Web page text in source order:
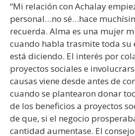
“Mi relación con Achalay
personal…no sé…hace
recuerda. Alma es una mujer
cuando habla trasmite toda su
está diciendo. El interés por
proyectos sociales e
causas viene desde antes de
cuando se plantearon donar
de los beneficios a proyectos
de que, si el negocio
cantidad aumentase. El